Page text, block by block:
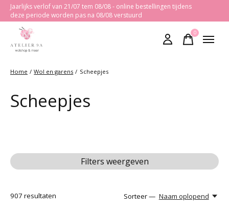
Jaarlijks verlof van 21/07 tem 08/08 - online bestellingen tijdens
deze periode worden pas na 08/08 verstuurd
0items
Home / Wol en garens / Scheepjes
Scheepjes
Filters weergeven
907 resultaten Sorteer — Naam oplopend